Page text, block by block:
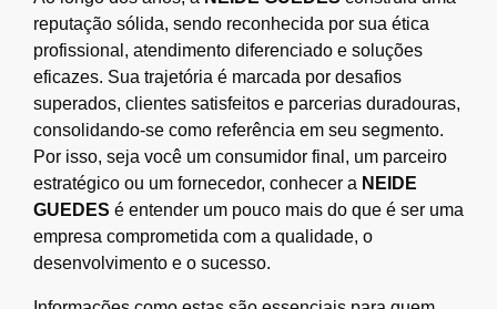
reputação sólida, sendo reconhecida por sua ética
profissional, atendimento diferenciado e soluções
eficazes. Sua trajetória é marcada por desafios
superados, clientes satisfeitos e parcerias duradouras,
consolidando-se como referência em seu segmento.
Por isso, seja você um consumidor final, um parceiro
estratégico ou um fornecedor, conhecer a NEIDE
GUEDES é entender um pouco mais do que é ser uma
empresa comprometida com a qualidade, o
desenvolvimento e o sucesso.